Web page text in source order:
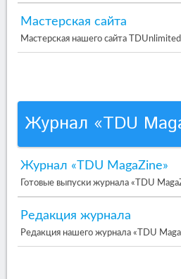
Мастерская сайта
Мастерская нашего сайта
Журнал «TDU
Журнал «TDU MagaZine»
Готовые выпуски журнала «TDU
Редакция журнала
Редакция нашего журнала «TDU